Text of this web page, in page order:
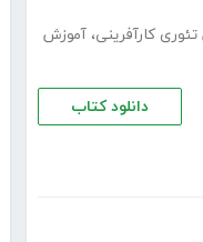
کارآفرینی، آموزش
دانلود کتاب